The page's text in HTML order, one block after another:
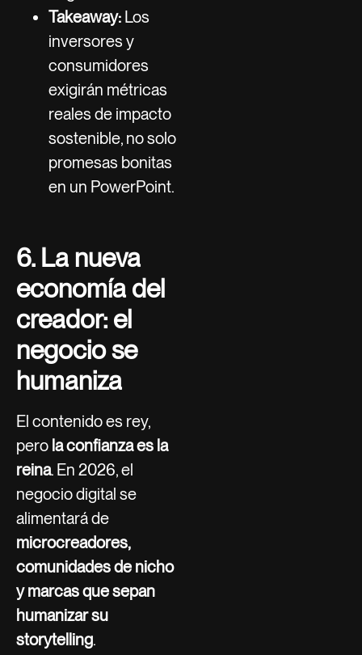
Takeaway: Los
inversores y
consumidores
exigirán métricas
reales de impacto
sostenible, no solo
promesas bonitas
en un PowerPoint.
6. La nueva
economía del
creador: el
negocio se
humaniza
El contenido es rey,
pero la confianza es la
reina. En 2026, el
negocio digital se
alimentará de
microcreadores,
comunidades de nicho
y marcas que sepan
humanizar su
storytelling.